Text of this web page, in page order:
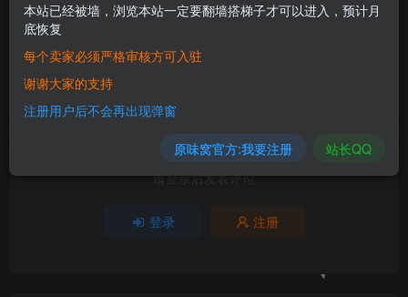
请登录后发表评论
登录 注册
本站已经被墙，浏览本站一定要翻墙搭梯子才可以进入，预计月
底恢复
每个卖家必须严格审核方可入驻
谢谢大家的支持
注册用户后不会再出现弹窗
原味窝官方:我要注册 站长QQ